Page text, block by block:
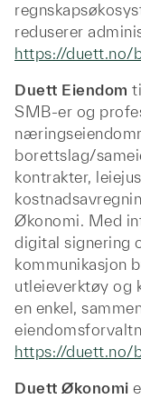
reduserer
https://duett.no/
Duett Eiendom
SMB-er og
borettslag/
kontrakter,
Økonomi. Med
digital signering
kommunikasjon
utleieverktøy og
en enkel,
https://duett.no/
Duett Økonomi